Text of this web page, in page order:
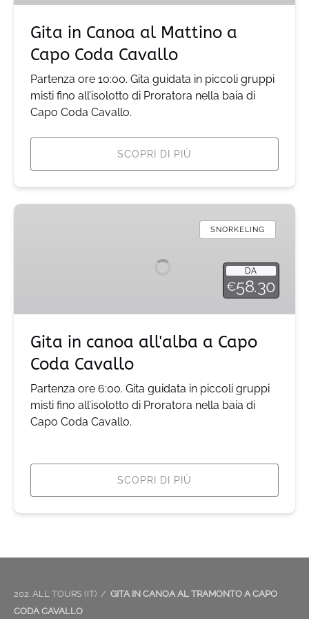
Cavallo
Gita in Canoa al Mattino a
Capo Coda Cavallo
Partenza ore 10:00. Gita guidata in piccoli gruppi
misti fino all’isolotto di Proratora nella baia di
Capo Coda Cavallo.
SCOPRI DI PIÙ
Gita
SNORKELING
DA
€58.30
Gita in canoa all'alba a Capo
Coda Cavallo
Partenza ore 6:00. Gita guidata in piccoli gruppi
misti fino all’isolotto di Proratora nella baia di
Capo Coda Cavallo.
SCOPRI DI PIÙ
202. ALL TOURS (IT)
GITA IN CANOA AL TRAMONTO A CAPO
CODA CAVALLO